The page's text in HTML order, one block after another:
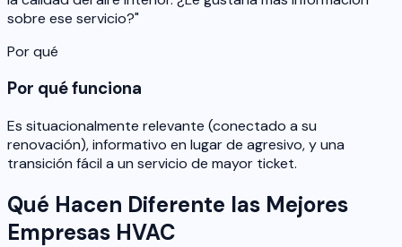
sobre ese servicio?"
Por qué
Por qué funciona
Es situacionalmente relevante (conectado a su
renovación), informativo en lugar de agresivo, y una
transición fácil a un servicio de mayor ticket.
Qué Hacen Diferente las Mejores
Empresas HVAC